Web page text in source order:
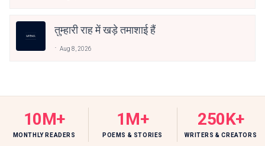
तुम्हारी राह में खड़े तमाशाई हैं
Aug 8, 2026
10M+
MONTHLY READERS
1M+
POEMS & STORIES
250K+
WRITERS & CREATORS